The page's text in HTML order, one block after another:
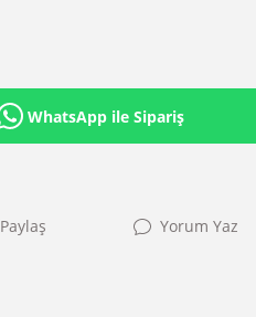
WhatsApp ile Sipariş
Paylaş Yorum Yaz